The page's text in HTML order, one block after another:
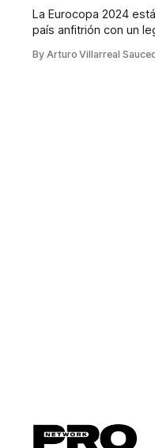
La Eurocopa 2024
país anfitrión con un
inolvidable tanto para
By Arturo Villarreal